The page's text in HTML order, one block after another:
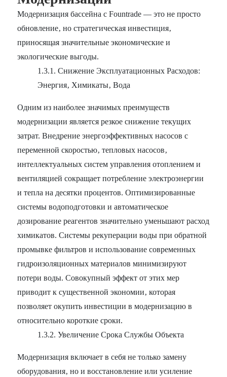
Модернизация бассейна с Fountrade — это не просто
обновление‚ но стратегическая инвестиция‚
приносящая значительные экономические и
экологические выгоды.
1.3.1. Снижение Эксплуатационных Расходов:
Энергия‚ Химикаты‚ Вода
Одним из наиболее значимых преимуществ
модернизации является резкое снижение текущих
затрат. Внедрение энергоэффективных насосов с
переменной скоростью‚ тепловых насосов‚
интеллектуальных систем управления отоплением и
вентиляцией сокращает потребление электроэнергии
и тепла на десятки процентов. Оптимизированные
системы водоподготовки и автоматическое
дозирование реагентов значительно уменьшают расход
химикатов. Системы рекуперации воды при обратной
промывке фильтров и использование современных
гидроизоляционных материалов минимизируют
потери воды. Совокупный эффект от этих мер
приводит к существенной экономии‚ которая
позволяет окупить инвестиции в модернизацию в
относительно короткие сроки.
1.3.2. Увеличение Срока Службы Объекта
Модернизация включает в себя не только замену
оборудования‚ но и восстановление или усиление